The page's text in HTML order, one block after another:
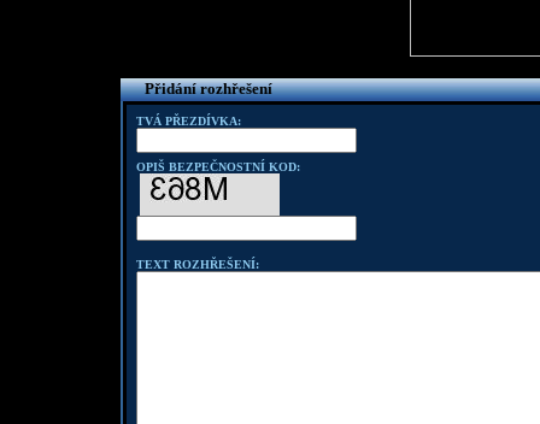
Přidání rozhřešení
TVÁ PŘEZDÍVKA:
OPIŠ BEZPEČNOSTNÍ KOD:
TEXT ROZHŘEŠENÍ: